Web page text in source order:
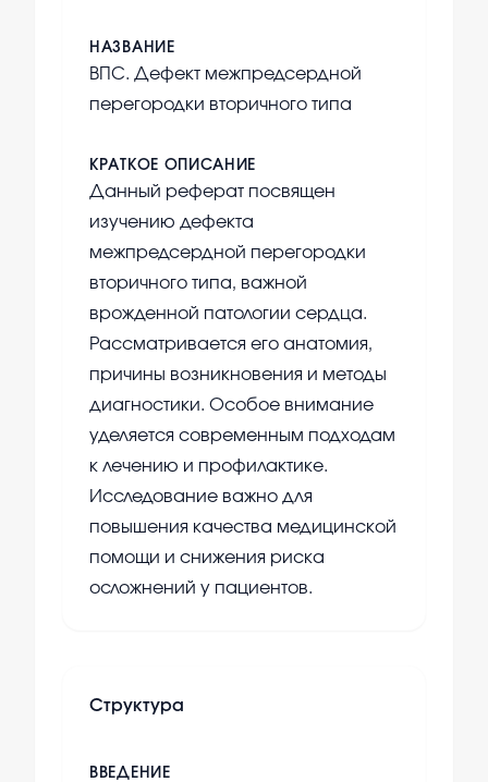
НАЗВАНИЕ
ВПС. Дефект межпредсердной
перегородки вторичного типа
КРАТКОЕ ОПИСАНИЕ
Данный реферат посвящен
изучению дефекта
межпредсердной перегородки
вторичного типа, важной
врожденной патологии сердца.
Рассматривается его анатомия,
причины возникновения и методы
диагностики. Особое внимание
уделяется современным подходам
к лечению и профилактике.
Исследование важно для
повышения качества медицинской
помощи и снижения риска
осложнений у пациентов.
Структура
ВВЕДЕНИЕ